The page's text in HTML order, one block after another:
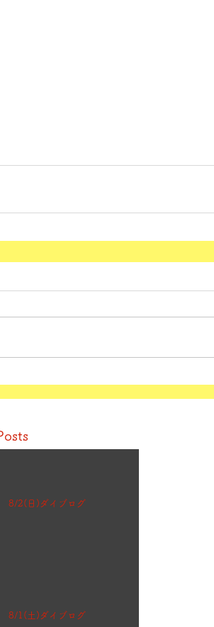
8/2(日)ダイブログ
8/1(土)ダイブログ